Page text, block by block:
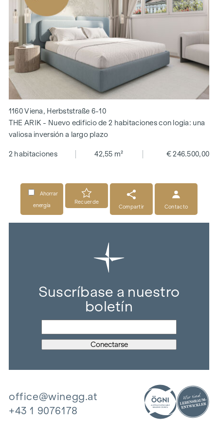
1160 Viena, Herbststraße 6-10
THE ARIK - Nuevo edificio de 2 habitaciones con logia: una
valiosa inversión a largo plazo
2 habitaciones 42,55 m² € 246.500,00
Ahorrar
energía
Recuerde
Compartir
Contacto
Suscríbase a nuestro
boletín
office@winegg.at
+43 1 9076178